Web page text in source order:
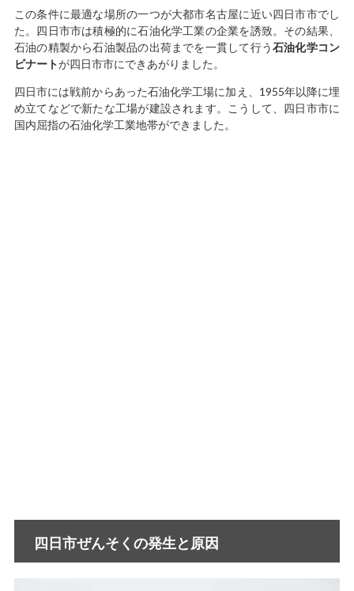
この条件に最適な場所の一つが大都市名古屋に近い四日市市でし
た。四日市市は積極的に石油化学工業の企業を誘致。その結果、
石油の精製から石油製品の出荷までを一貫して行う石油化学コン
ビナートが四日市市にできあがりました。
四日市には戦前からあった石油化学工場に加え、1955年以降に埋
め立てなどで新たな工場が建設されます。こうして、四日市市に
国内屈指の石油化学工業地帯ができました。
四日市ぜんそくの発生と原因